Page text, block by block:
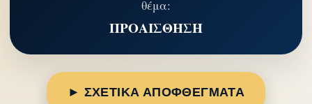
θέμα:
ΠΡΟΑΙΣΘΗΣΗ
► ΣΧΕΤΙΚΑ ΑΠΟΦΘΕΓΜΑΤΑ